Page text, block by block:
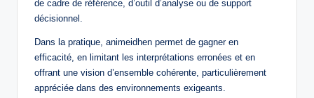
de cadre de référence, d’outil d’analyse ou de support
décisionnel.
Dans la pratique, animeidhen permet de gagner en
efficacité, en limitant les interprétations erronées et en
offrant une vision d’ensemble cohérente, particulièrement
appréciée dans des environnements exigeants.